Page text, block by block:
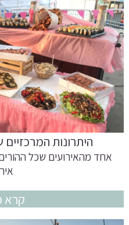
היתרונות
אחד מהאירועים שכל
קרא